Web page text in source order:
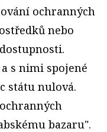
ochranných
nebo
s nimi spojené
státu nulová.
bazaru".